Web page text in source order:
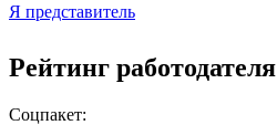
Я представитель
Рейтинг работодателя
Соцпакет: